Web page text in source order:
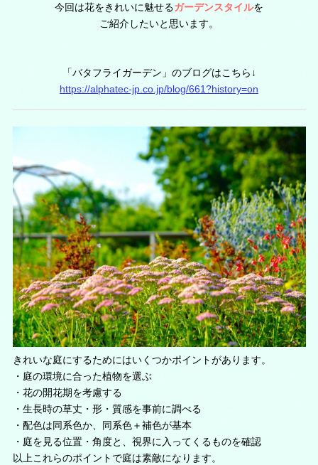
今回は花をきれいに魅せるガーデンスタイルを
ご紹介したいと思います。
「バタフライガーデン」のブログはこちら↓
https://alphatec-jp.co.jp/blog/661?history=on
きれいな庭にするためにはいくつかポイントがあります。
・庭の環境に合った植物を選ぶ
・花の開花期を考慮する
・生長時の草丈・形・質感を事前に調べる
・配色は同系色か、同系色＋補色が基本
・庭を見る位置・角度と、視界に入ってくるものを確認
以上これらのポイントで庭は素敵になります。